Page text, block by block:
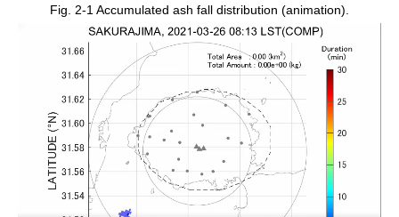
Fig. 2-1 Accumulated ash fall distribution (animation).